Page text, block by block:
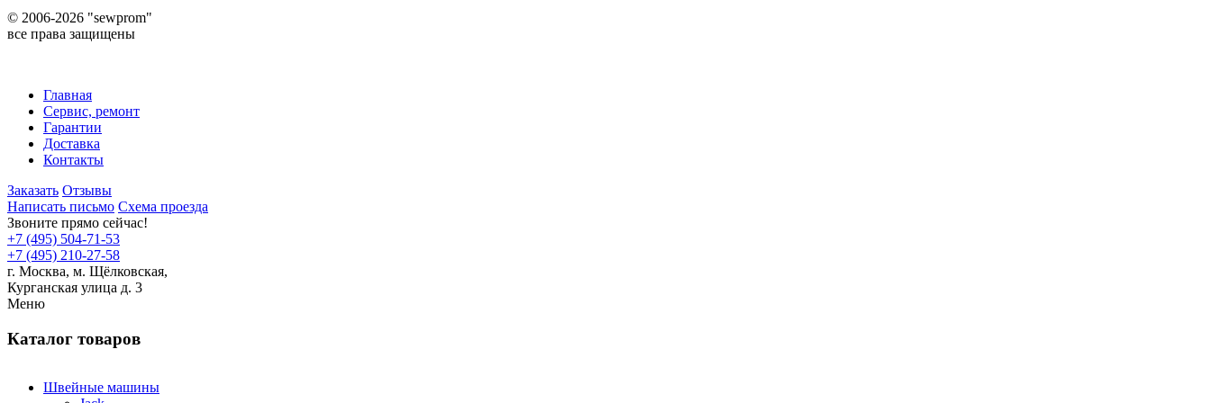
© 2006-2026 "sewprom"
все права защищены
Главная
Сервис, ремонт
Гарантии
Доставка
Контакты
Заказать Отзывы
Написать письмо Схема проезда
Звоните прямо сейчас!
+7 (495) 504-71-53
+7 (495) 210-27-58
г. Москва, м. Щёлковская,
Курганская улица д. 3
Меню
Каталог товаров
Швейные машины